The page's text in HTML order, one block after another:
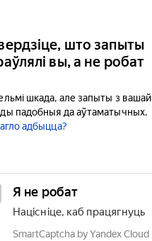
што запыты
вы, а не робат
шкада, але запыты з вашай
падобныя да аўтаматычных.
адбыцца?
Я не робат
Націсніце, каб працягнуць
SmartCaptcha by Yandex Cloud